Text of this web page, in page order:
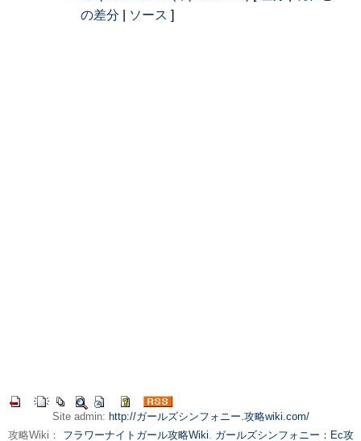
の差分
ソース ]
Site admin: http://ガールズシンフォニー.攻略wiki.com/
攻略Wiki： フラワーナイトガール攻略Wiki. ガールズシンフォニー：Ec攻